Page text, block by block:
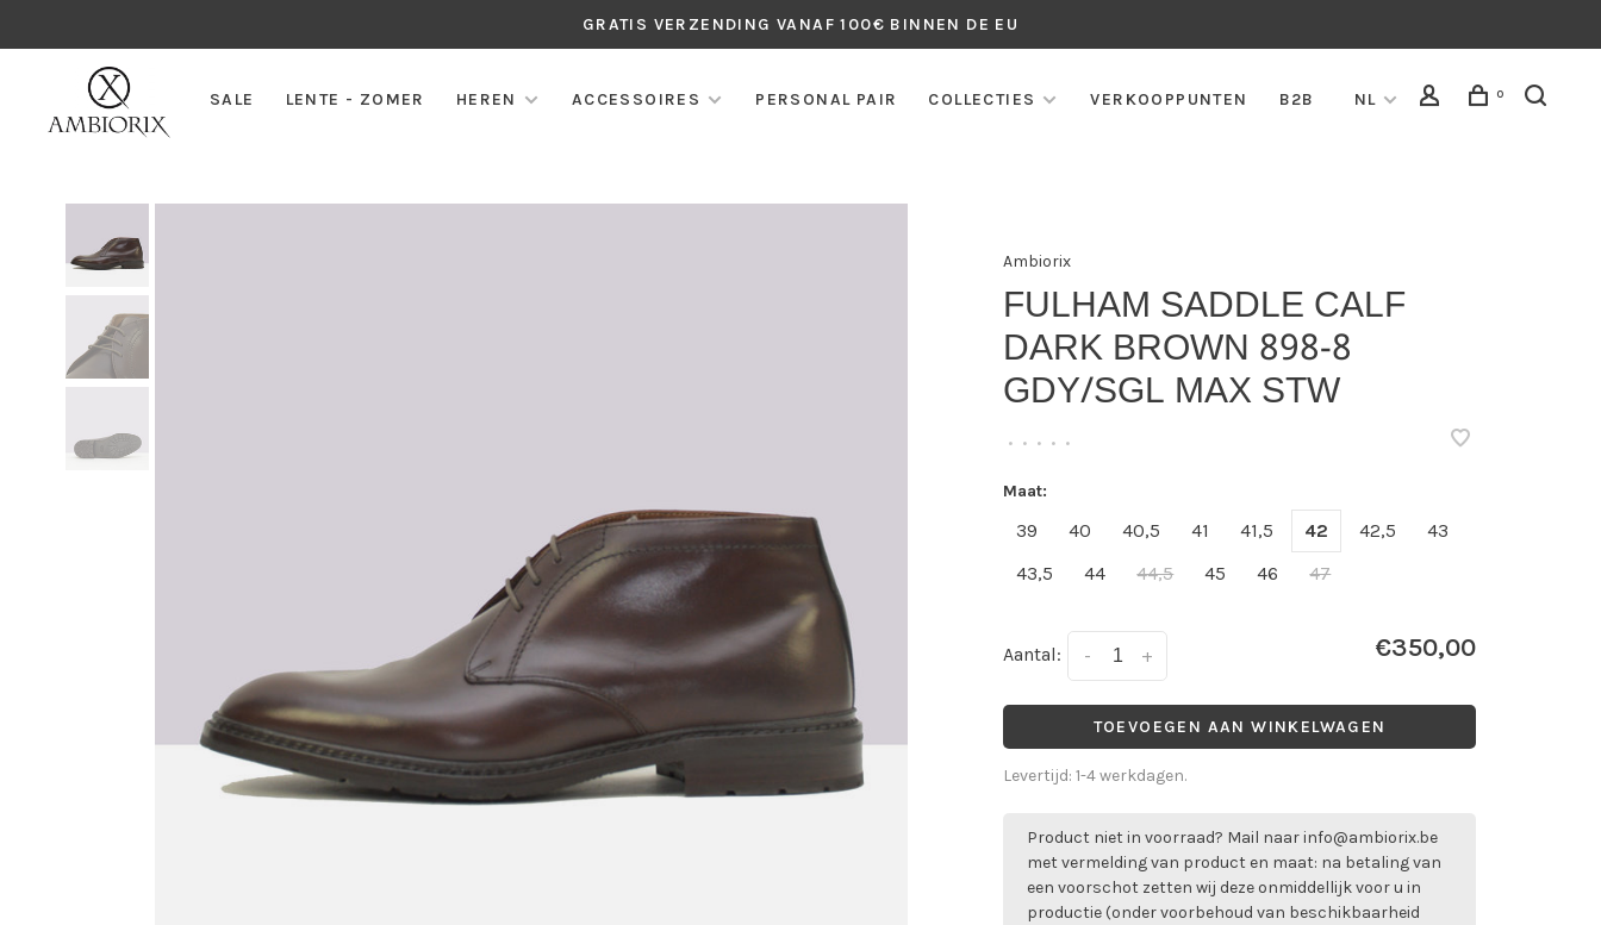
GRATIS VERZENDING VANAF 100€ BINNEN DE EU
SALE LENTE - ZOMER HEREN ACCESSOIRES PERSONAL PAIR COLLECTIES VERKOOPPUNTEN B2B NL 0
Ambiorix
FULHAM SADDLE CALF
DARK BROWN 898-8
GDY/SGL MAX STW
• • • • •
Maat:
39 40 40,5 41 41,5 42 42,5
43
43,5
44 44,5 45 46 47
Aantal: +
- €350,00
TOEVOEGEN AAN WINKELWAGEN
Levertijd: 1-4 werkdagen.
Product niet in voorraad? Mail naarinfo@ambiorix.be
met vermelding van product en maat: na betaling van
een voorschot zetten wij deze onmiddellijk voor u in
productie (onder voorbehoud van beschikbaarheid